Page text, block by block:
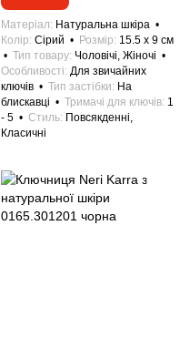
Матеріал
Натуральна шкіра
Колір Сірий Розмір 15.5 x 9 см
Тип товару Чоловічі, Жіночі
Особливості Для звичайних
ключів
Тип застібки
На
блискавці
Тримачі для ключів 1
- 5
Стиль Повсякденні,
Класичні